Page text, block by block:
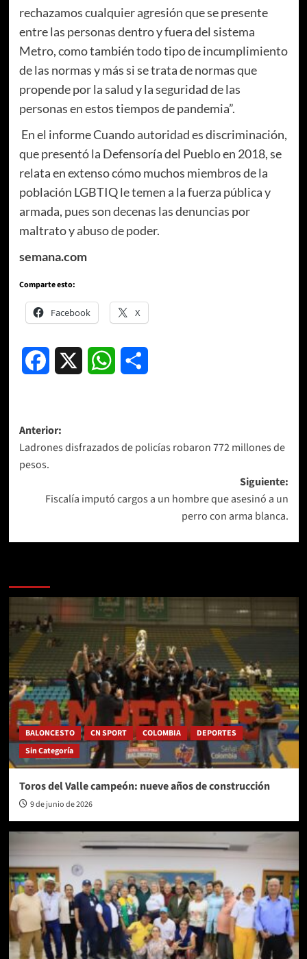
rechazamos cualquier agresión que se presente
entre las personas dentro y fuera del sistema
Metro, como también todo tipo de incumplimiento
de las normas y más si se trata de normas que
propende por la salud y la seguridad de las
personas en estos tiempos de pandemia”.
En el informe Cuando autoridad es discriminación,
que presentó la Defensoría del Pueblo en 2018, se
relata en extenso cómo muchos miembros de la
población LGBTIQ le temen a la fuerza pública y
armada, pues son decenas las denuncias por
maltrato y abuso de poder.
semana.com
Comparte esto:
Facebook X
Facebook WhatsApp
Navegación
de
entradas
Anterior:
Ladrones disfrazados de policías robaron 772 millones de
pesos.
Siguiente:
Fiscalía imputó cargos a un hombre que asesinó a un
perro con arma blanca.
BALONCESTO CN SPORT COLOMBIA
DEPORTES
Sin Categoría
Toros del Valle campeón: nueve años de construcción
9 de junio de 2026